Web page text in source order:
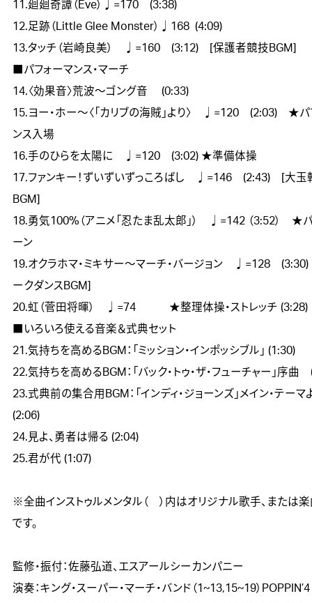
11.廻廻奇譚（Eve）♩=170　(3:38)
12.足跡（Little Glee Monster）♩168  (4:09)
13.タッチ（岩崎良美）　♩=160　(3:12)　[保護者競技BGM]
■パフォーマンス・マーチ
14.〈効果音〉荒波～ゴング音　 (0:33)
15.ヨー・ホー～〈「カリブの海賊」より〉　♩=120　(2:03)　★パ
ンス入場
16.手のひらを太陽に　♩=120　(3:02) ★準備体操
17.ファンキー！ずいずいずっころばし　♩=146　(2:43)　[大玉
BGM]
18.勇気100%（アニメ「忍たま乱太郎」）　♩=142 （3:52）　★
ーン
19.オクラホマ・ミキサー～マーチ・バージョン　♩=128　(3:30)
ークダンスBGM]
20.虹（菅田将暉）　♩=74　　　★整理体操・ストレッチ (3:28)
■いろいろ使える音楽＆式典セット
21.気持ちを高めるBGM：「ミッション・インポッシブル」 (1:30)
22.気持ちを高めるBGM：「バック・トゥ・ザ・フューチャー」序曲
23.式典前の集合用BGM：「インディ・ジョーンズ」メイン・テーマ
(2:06)
24.見よ、勇者は帰る (2:04)
25.君が代 (1:07)
※全曲インストゥルメンタル（　）内はオリジナル歌手、または
です。
監修・振付：佐藤弘道、エスアールシーカンパニー
演奏：キング・スーパー・マーチ・バンド（1~13,15~19）POPPIN’4